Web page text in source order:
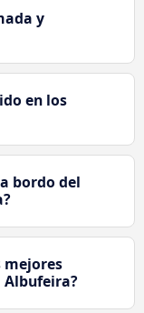
y
en los
bordo del
mejores
Albufeira?